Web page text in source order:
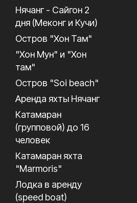
Нячанг - Сайгон 2
дня (Меконг и Кучи)
Остров "Хон Там"
"Хон Мун" и "Хон
там"
Остров "Soi beach"
Аренда яхты Нячанг
Катамаран
(групповой) до 16
человек
Катамаран яхта
"Marmoris"
Лодка в аренду
(speed boat)